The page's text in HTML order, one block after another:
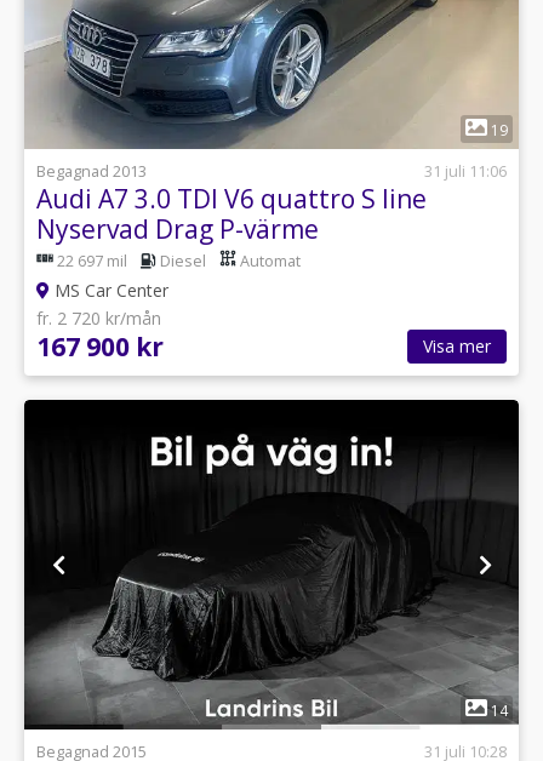
1
19
Begagnad 2013
31 juli 11:06
Audi A7 3.0 TDI V6 quattro S line
Nyservad Drag P-värme
22 697 mil Diesel Automat
MS Car Center
fr. 2 720 kr/mån
167 900 kr Visa mer
1
14
Begagnad 2015
31 juli 10:28